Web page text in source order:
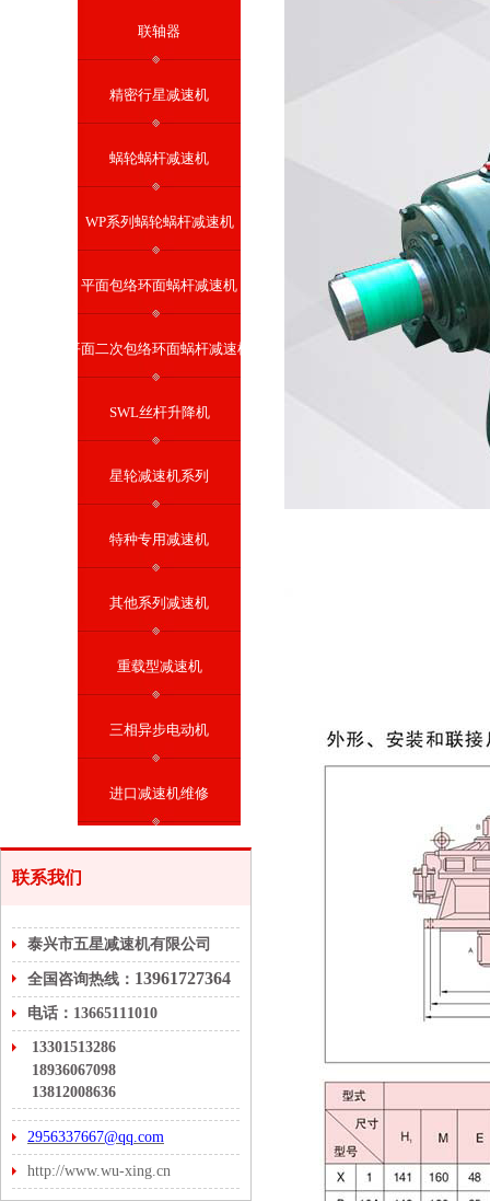
联轴器
精密行星减速机
蜗轮蜗杆减速机
WP系列蜗轮蜗杆减速机
平面包络环面蜗杆减速机
平面二次包络环面蜗杆减速机
SWL丝杆升降机
星轮减速机系列
特种专用减速机
其他系列减速机
重载型减速机
三相异步电动机
进口减速机维修
联系我们
泰兴市五星减速机有限公司
全国咨询热线： 13961727364
电话：13665111010
13301513286
18936067098
13812008636
2956337667@qq.com
http://www.wu-xing.cn